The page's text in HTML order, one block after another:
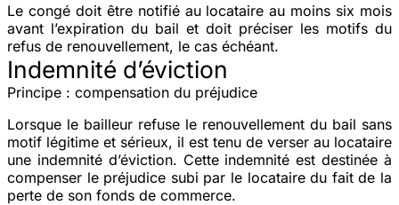
Le congé doit être notifié au locataire au moins six mois
avant l’expiration du bail et doit préciser les motifs du
refus de renouvellement, le cas échéant.
Indemnité d’éviction
Principe : compensation du préjudice
Lorsque le bailleur refuse le renouvellement du bail sans
motif légitime et sérieux, il est tenu de verser au locataire
une indemnité d’éviction. Cette indemnité est destinée à
compenser le préjudice subi par le locataire du fait de la
perte de son fonds de commerce.